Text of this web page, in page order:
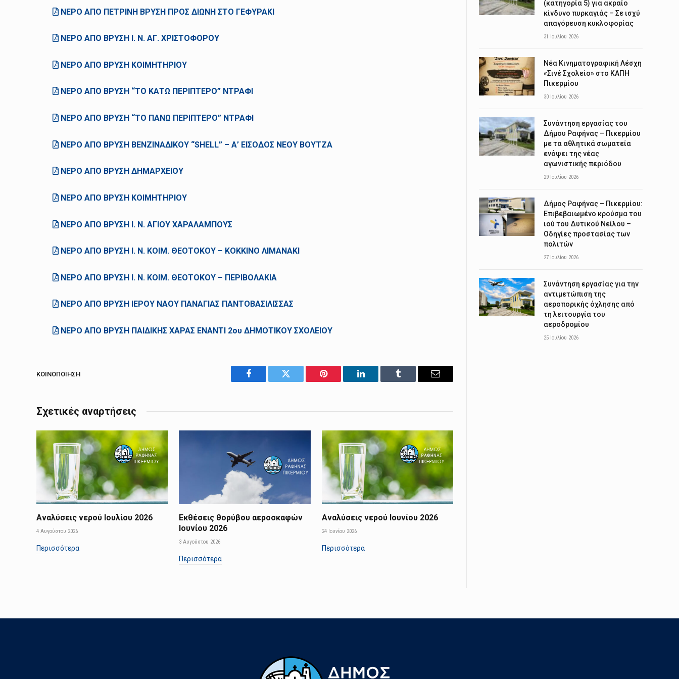
ΝΕΡΟ ΑΠΟ ΠΕΤΡΙΝΗ ΒΡΥΣΗ ΠΡΟΣ ΔΙΩΝΗ ΣΤΟ ΓΕΦΥΡΑΚΙ
ΝΕΡΟ ΑΠΟ ΒΡΥΣΗ Ι. Ν. ΑΓ. ΧΡΙΣΤΟΦΟΡΟΥ
ΝΕΡΟ ΑΠΟ ΒΡΥΣΗ ΚΟΙΜΗΤΗΡΙΟΥ
ΝΕΡΟ ΑΠΟ ΒΡΥΣΗ “ΤΟ ΚΑΤΩ ΠΕΡΙΠΤΕΡΟ” ΝΤΡΑΦΙ
ΝΕΡΟ ΑΠΟ ΒΡΥΣΗ “ΤΟ ΠΑΝΩ ΠΕΡΙΠΤΕΡΟ” ΝΤΡΑΦΙ
ΝΕΡΟ ΑΠΟ ΒΡΥΣΗ ΒΕΝΖΙΝΑΔΙΚΟΥ “SHELL” – Α’ ΕΙΣΟΔΟΣ ΝΕΟΥ ΒΟΥΤΖΑ
ΝΕΡΟ ΑΠΟ ΒΡΥΣΗ ΔΗΜΑΡΧΕΙΟΥ
ΝΕΡΟ ΑΠΟ ΒΡΥΣΗ ΚΟΙΜΗΤΗΡΙΟΥ
ΝΕΡΟ ΑΠΟ ΒΡΥΣΗ Ι. Ν. ΑΓΙΟΥ ΧΑΡΑΛΑΜΠΟΥΣ
ΝΕΡΟ ΑΠΟ ΒΡΥΣΗ Ι. Ν. ΚΟΙΜ. ΘΕΟΤΟΚΟΥ – ΚΟΚΚΙΝΟ ΛΙΜΑΝΑΚΙ
ΝΕΡΟ ΑΠΟ ΒΡΥΣΗ Ι. Ν. ΚΟΙΜ. ΘΕΟΤΟΚΟΥ – ΠΕΡΙΒΟΛΑΚΙΑ
ΝΕΡΟ ΑΠΟ ΒΡΥΣΗ ΙΕΡΟΥ ΝΑΟΥ ΠΑΝΑΓΙΑΣ ΠΑΝΤΟΒΑΣΙΛΙΣΣΑΣ
ΝΕΡΟ ΑΠΟ ΒΡΥΣΗ ΠΑΙΔΙΚΗΣ ΧΑΡΑΣ ΕΝΑΝΤΙ 2ου ΔΗΜΟΤΙΚΟΥ ΣΧΟΛΕΙΟΥ
ΚΟΙΝΟΠΟΊΗΣΗ
Facebook Twitter Pinterest LinkedIn Tumblr Email
Σχετικές αναρτήσεις
Αναλύσεις νερού Ιουλίου 2026
4 Αυγούστου 2026
Περισσότερα
Εκθέσεις θορύβου αεροσκαφών
Ιουνίου 2026
3 Αυγούστου 2026
Περισσότερα
Αναλύσεις νερού Ιουνίου 2026
24 Ιουνίου 2026
Περισσότερα
(κατηγορία 5) για ακραίο
κίνδυνο πυρκαγιάς – Σε ισχύ
απαγόρευση κυκλοφορίας
31 Ιουλίου 2026
Νέα Κινηματογραφική Λέσχη
«Σινέ Σχολείο» στο ΚΑΠΗ
Πικερμίου
30 Ιουλίου 2026
Συνάντηση εργασίας του
Δήμου Ραφήνας – Πικερμίου
με τα αθλητικά σωματεία
ενόψει της νέας
αγωνιστικής περιόδου
29 Ιουλίου 2026
Δήμος Ραφήνας – Πικερμίου:
Επιβεβαιωμένο κρούσμα του
ιού του Δυτικού Νείλου –
Οδηγίες προστασίας των
πολιτών
27 Ιουλίου 2026
Συνάντηση εργασίας για την
αντιμετώπιση της
αεροπορικής όχλησης από
τη λειτουργία του
αεροδρομίου
25 Ιουλίου 2026